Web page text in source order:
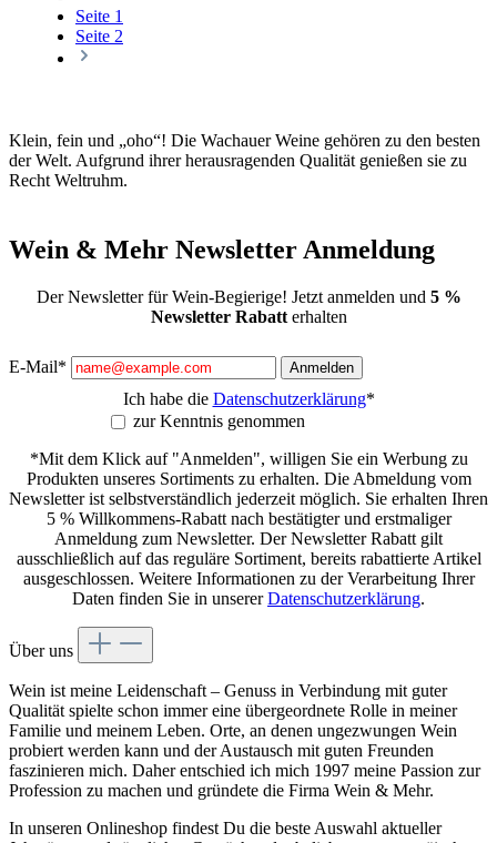
Seite 1
Seite 2
Klein, fein und „oho“! Die Wachauer Weine gehören zu den besten
der Welt. Aufgrund ihrer herausragenden Qualität genießen sie zu
Recht Weltruhm.
Wein & Mehr Newsletter Anmeldung
Der Newsletter für Wein-Begierige! Jetzt anmelden und 5 %
Newsletter Rabatterhalten
E-Mail* Anmelden
Ich habe die Datenschutzerklärung*
zur Kenntnis genommen
*Mit dem Klick auf "Anmelden", willigen Sie ein Werbung zu
Produkten unseres Sortiments zu erhalten. Die Abmeldung vom
Newsletter ist selbstverständlich jederzeit möglich. Sie erhalten Ihren
5 % Willkommens-Rabatt nach bestätigter und erstmaliger
Anmeldung zum Newsletter. Der Newsletter Rabatt gilt
ausschließlich auf das reguläre Sortiment, bereits rabattierte Artikel
ausgeschlossen. Weitere Informationen zu der Verarbeitung Ihrer
Daten finden Sie in unsererDatenschutzerklärung.
Über uns
Wein ist meine Leidenschaft – Genuss in Verbindung mit guter
Qualität spielte schon immer eine übergeordnete Rolle in meiner
Familie und meinem Leben. Orte, an denen ungezwungen Wein
probiert werden kann und der Austausch mit guten Freunden
faszinieren mich. Daher entschied ich mich 1997 meine Passion zur
Profession zu machen und gründete die Firma Wein & Mehr.
In unseren Onlineshop findest Du die beste Auswahl aktueller